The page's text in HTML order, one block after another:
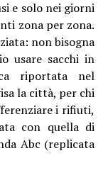
e solo nei giorni
zona per zona.
non bisogna
usare sacchi in
riportata nel
la città, per chi
i rifiuti,
con quella di
Abc (replicata